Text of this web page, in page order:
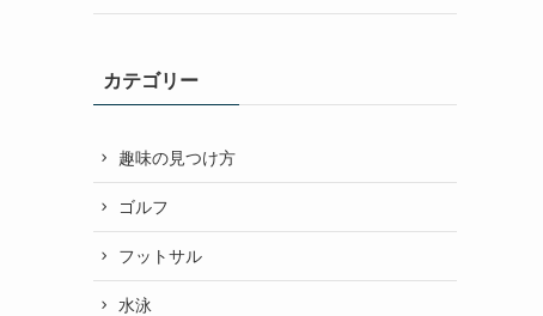
カテゴリー
趣味の見つけ方
ゴルフ
フットサル
水泳